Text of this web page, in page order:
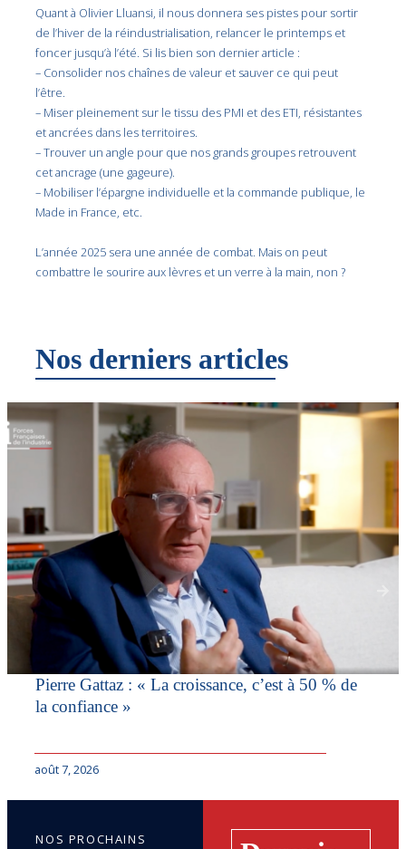
Quant à Olivier Lluansi, il nous donnera ses pistes pour sortir
de l’hiver de la réindustrialisation, relancer le printemps et
foncer jusqu’à l’été. Si lis bien son dernier article :
– Consolider nos chaînes de valeur et sauver ce qui peut
l’être.
– Miser pleinement sur le tissu des PMI et des ETI, résistantes
et ancrées dans les territoires.
– Trouver un angle pour que nos grands groupes retrouvent
cet ancrage (une gageure).
– Mobiliser l’épargne individuelle et la commande publique, le
Made in France, etc.
L’année 2025 sera une année de combat. Mais on peut
combattre le sourire aux lèvres et un verre à la main, non ?
Nos derniers articles
Pierre Gattaz : « La croissance, c’est à 50 % de
la confiance »
août 7, 2026
NOS PROCHAINS